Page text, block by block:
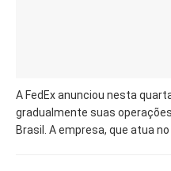
A FedEx anunciou nesta
gradualmente suas
Brasil. A empresa, que atua no